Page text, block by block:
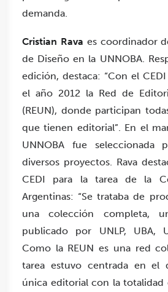
demanda.
Cristian Rava es coordinador
de Diseño en la UNNOBA.
edición, destaca: “Con el
el año 2012 la Red de
(REUN), donde participan
que tienen editorial”. En el
UNNOBA fue seleccionada
diversos proyectos. Rava
CEDI para la tarea de la
Argentinas: “Se trataba de
una colección completa,
publicado por UNLP, UBA,
Como la REUN es una red
tarea estuvo centrada en el
única editorial con la totalidad